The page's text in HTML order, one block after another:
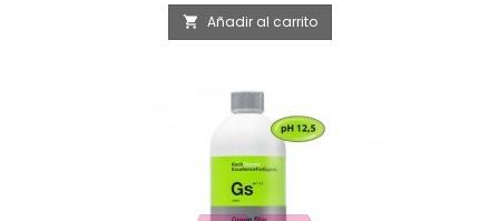
base
 Añadir al carrito